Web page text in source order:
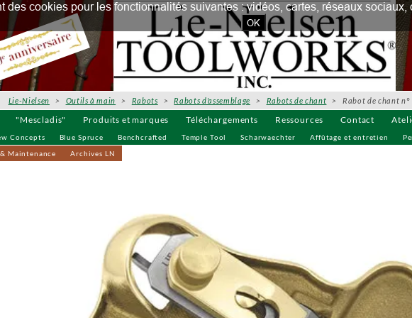
"Mescladis" Produits et marques Téléchargements Ressources Contact
Concepts Blue Spruce Benchcrafted Temple Tool Scharwaechter Affûtage et entretien
Maintenance Archives LN
Lie-Nielsen > Outils à main > Rabots >Rabots d'assemblage > Rabots de chant >Rabot de chant n°
cookies pour les fonctionnalités suivantes : vidéos, cartes, réseaux
OK